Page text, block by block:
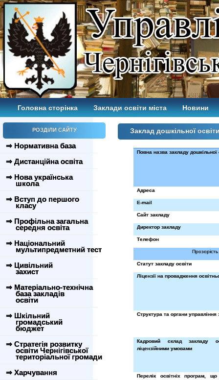
Головна сторінка Заклади освіти міста Новини
РОЗДІЛИ САЙТУ
⇒ Нормативна база
⇒ Дистанційна освіта
⇒ Нова українська
школа
⇒ Вступ до першого
класу
⇒ Профільна загальна
середня освіта
⇒ Національний
мультипредметний тест
⇒ Цивільний
захист
⇒ Матеріально-технічна
база закладів
освіти
⇒ Шкільний
громадський
бюджет
⇒ Стратегія розвитку
освіти Чернігівської
територіальної громади
⇒ Харчування
Заклад дошкільної
Повна назва закладу дошкільної
Адреса
E-mail
Сайт закладу
Директор закладу
Телефон
Прозорість
Статут закладу освіти
Ліцензії на провадження
Структура та органи управління
Кадровий склад закладу
ліцензійними умовами
Перелік освітніх програм,